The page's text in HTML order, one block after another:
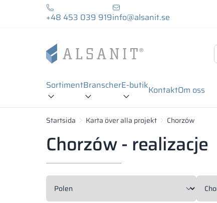
+48 453 039 919info@alsanit.se
SortimentBranscherE-butikKontaktOm oss
Startsida Karta över alla projekt Chorzów
Chorzów - realizacje